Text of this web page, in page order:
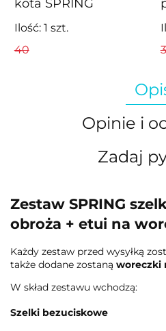
kota SPRING
niebieska
40
Ilość: 1 szt.
Opinie i
Zadaj
Zestaw SPRING
obroża + etui na
Każdy zestaw przed wysyłką
także dodane zostaną woreczki
W skład zestawu wchodzą:
Szelki bezuciskowe